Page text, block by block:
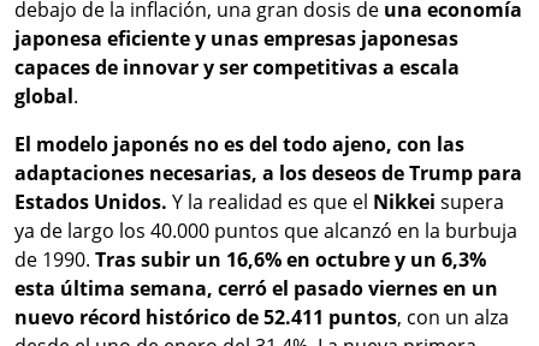
debajo de la inflación, una gran dosis de una economía
japonesa eficiente y unas empresas japonesas
capaces de innovar y ser competitivas a escala
global.
El modelo japonés no es del todo ajeno, con las
adaptaciones necesarias, a los deseos de Trump para
Estados Unidos. Y la realidad es que el Nikkei supera
ya de largo los 40.000 puntos que alcanzó en la burbuja
de 1990. Tras subir un 16,6% en octubre y un 6,3%
esta última semana, cerró el pasado viernes en un
nuevo récord histórico de 52.411 puntos, con un alza